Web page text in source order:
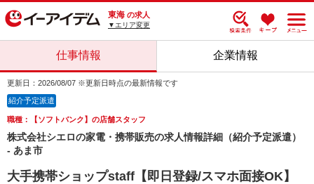
東海 の求人
▼エリア変更
仕事情報 企業情報
更新日：2026/08/07 ※更新日時点の最新情報です
紹介予定派遣
職種：【ソフトバンク】の店舗スタッフ
株式会社シエロの家電・携帯販売の求人情報詳細（紹介予定派遣）
- あま市
大手携帯ショップstaff【即日登録/スマホ面接OK】